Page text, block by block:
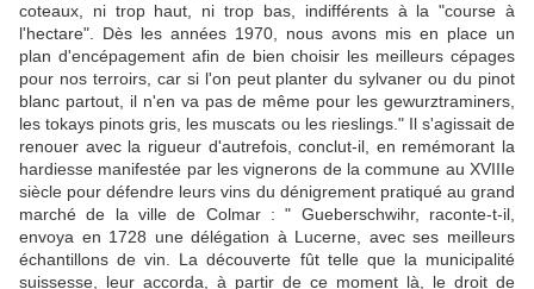
coteaux, ni trop haut, ni trop bas, indifférents à la "course à
l'hectare". Dès les années 1970, nous avons mis en place un
plan d'encépagement afin de bien choisir les meilleurs cépages
pour nos terroirs, car si l'on peut planter du sylvaner ou du pinot
blanc partout, il n'en va pas de même pour les gewurztraminers,
les tokays pinots gris, les muscats ou les rieslings." Il s'agissait de
renouer avec la rigueur d'autrefois, conclut-il, en remémorant la
hardiesse manifestée par les vignerons de la commune au XVIIIe
siècle pour défendre leurs vins du dénigrement pratiqué au grand
marché de la ville de Colmar : " Gueberschwihr, raconte-t-il,
envoya en 1728 une délégation à Lucerne, avec ses meilleurs
échantillons de vin. La découverte fût telle que la municipalité
suissesse, leur accorda, à partir de ce moment là, le droit de